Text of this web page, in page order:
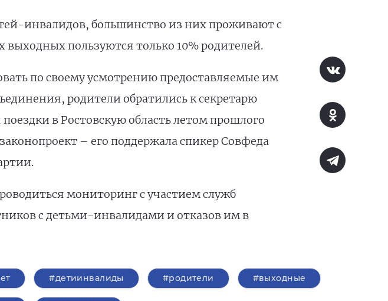
инвалидов, большинство из них проживают с
пользуются только 10% родителей.
по своему усмотрению предоставляемые им
родители обратились к секретарю
в Ростовскую область летом прошлого
– его поддержала спикер Совфеда
мониторинг с участием служб
с детьми-инвалидами и отказов им в
#детиинвалиды #родители #выходные